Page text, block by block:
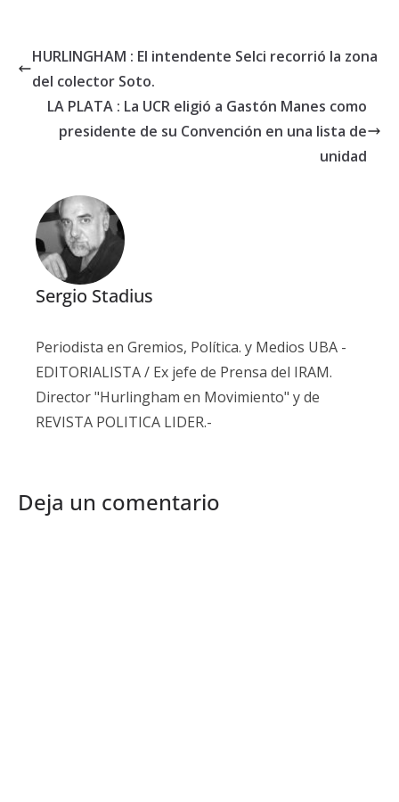
HURLINGHAM : El intendente Selci recorrió la zona
del colector Soto.
LA PLATA : La UCR eligió a Gastón Manes como
presidente de su Convención en una lista de
unidad
Sergio Stadius
Periodista en Gremios, Política. y Medios UBA -
EDITORIALISTA / Ex jefe de Prensa del IRAM.
Director "Hurlingham en Movimiento" y de
REVISTA POLITICA LIDER.-
Deja un comentario